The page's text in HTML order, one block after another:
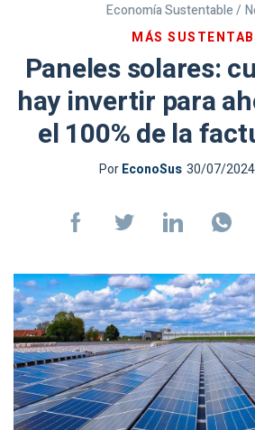
Economía Sustentable /
MÁS
Paneles solares:
hay invertir para
el 100% de la
PorEconoSus 30/07/